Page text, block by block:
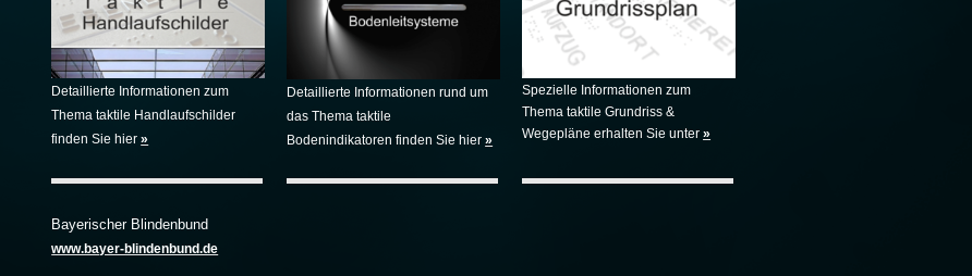
Detaillierte Informationen zum
Thema taktile Handlaufschilder
finden Sie hier »
Detaillierte Informationen rund um
das Thema taktile
Bodenindikatoren finden Sie hier »
Spezielle Informationen zum
Thema taktile Grundriss &
Wegepläne erhalten Sie unter »
Bayerischer Blindenbund
www.bayer-blindenbund.de